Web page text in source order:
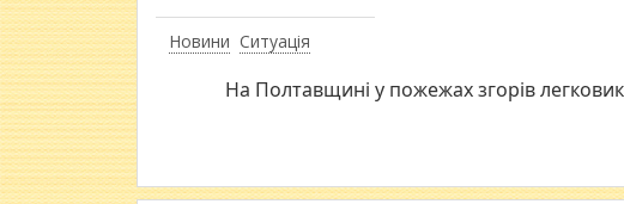
Новини Ситуація
На Полтавщині у пожежах згорів